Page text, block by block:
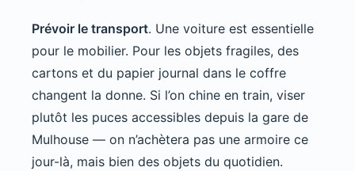
Prévoir le transport. Une voiture est essentielle
pour le mobilier. Pour les objets fragiles, des
cartons et du papier journal dans le coffre
changent la donne. Si l’on chine en train, viser
plutôt les puces accessibles depuis la gare de
Mulhouse — on n’achètera pas une armoire ce
jour-là, mais bien des objets du quotidien.